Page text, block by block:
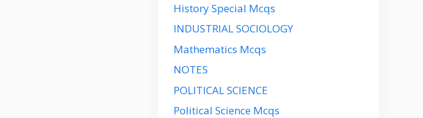
History Special Mcqs
INDUSTRIAL SOCIOLOGY
Mathematics Mcqs
NOTES
POLITICAL SCIENCE
Political Science Mcqs